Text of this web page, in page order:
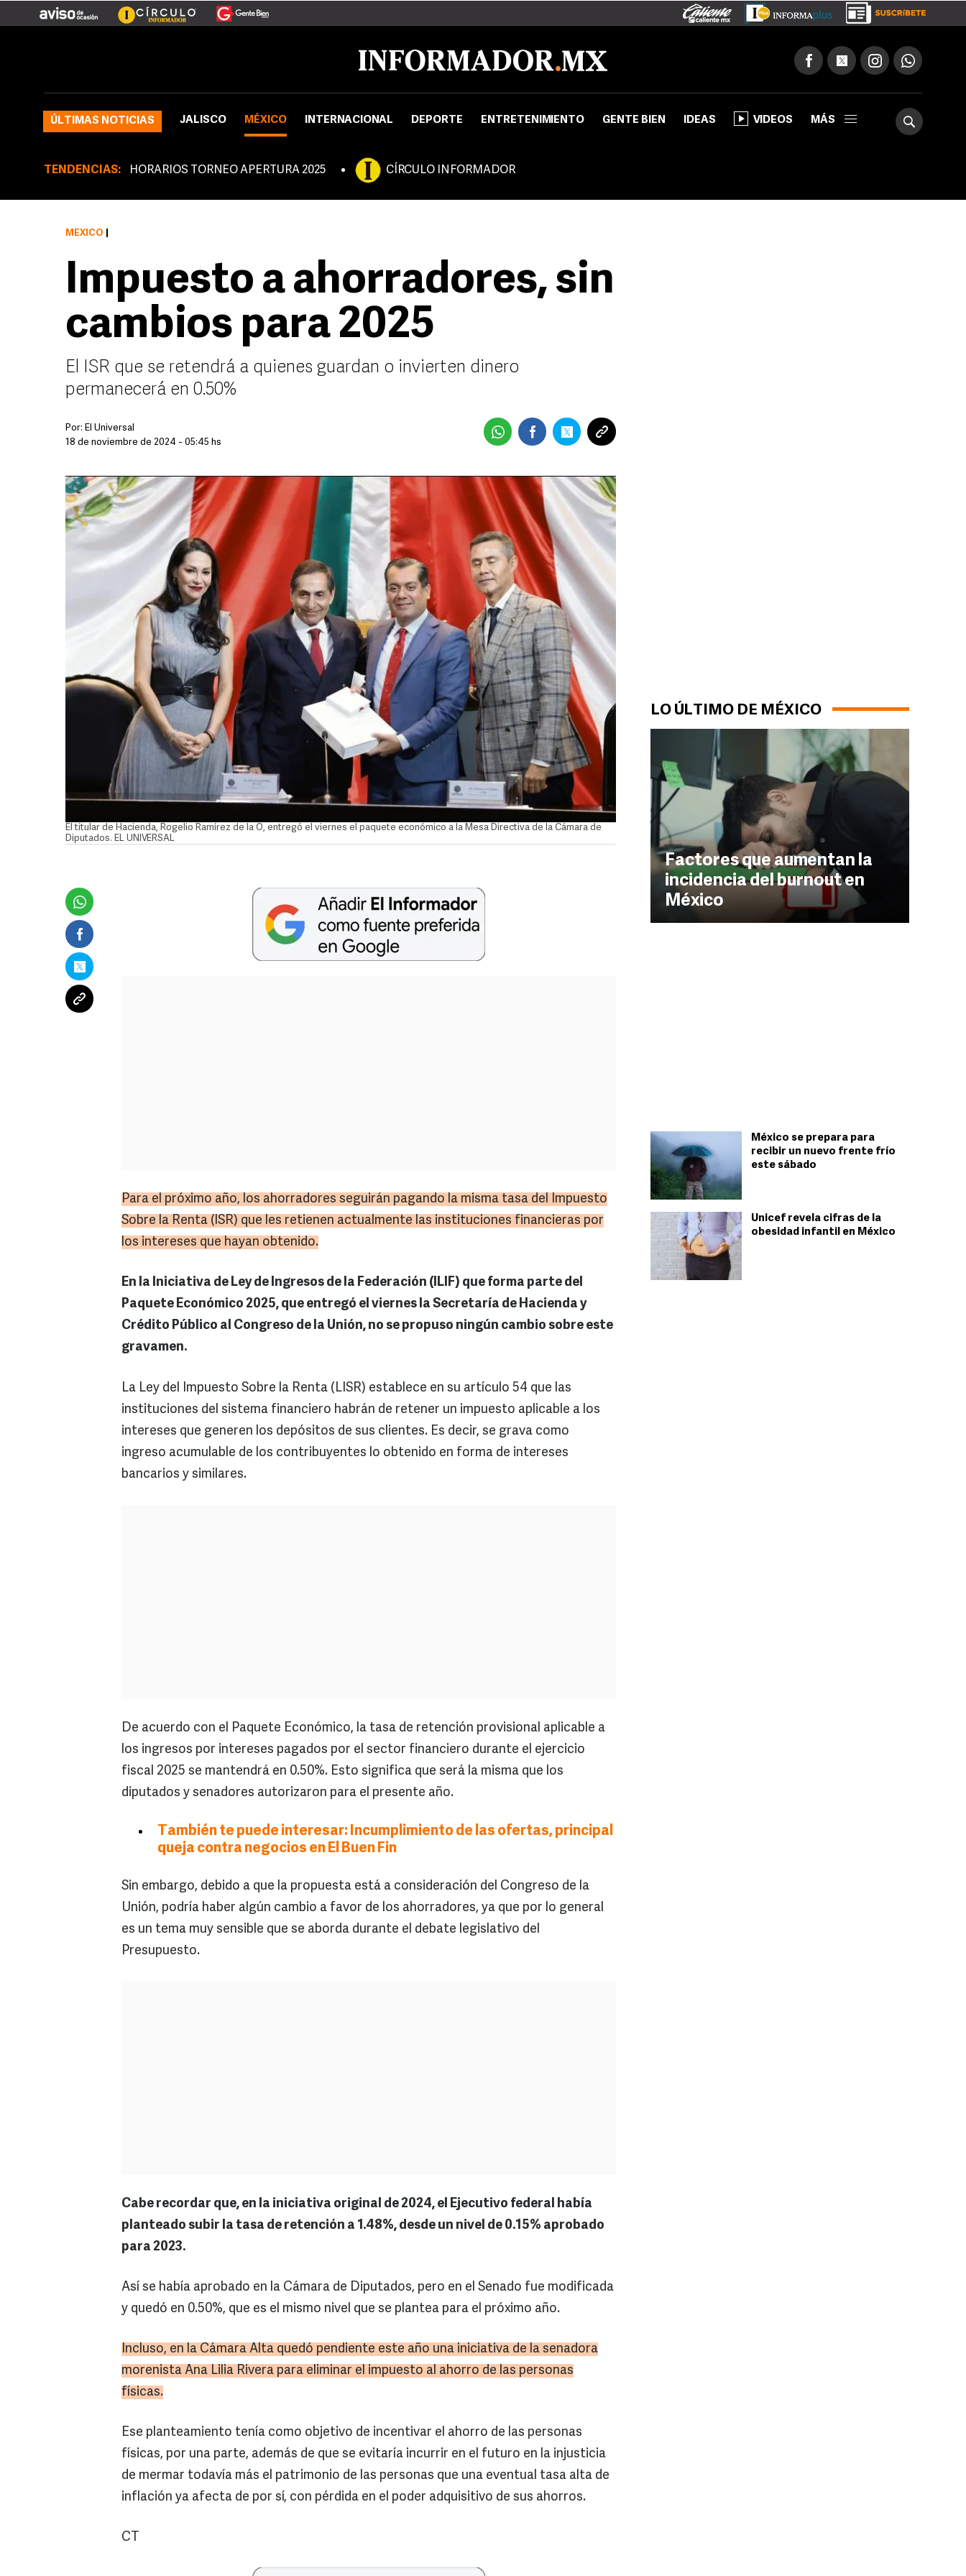
ÚLTIMAS NOTICIAS JALISCO MÉXICO INTERNACIONAL DEPORTE ENTRETENIMIENTO GENTE BIEN IDEAS VIDEOS MÁS
TENDENCIAS: HORARIOS TORNEO APERTURA 2025 CÍRCULO INFORMADOR
LO ÚLTIMO DE MÉXICO
Factores que aumentan la
incidencia del burnout en
México
México se prepara para
recibir un nuevo frente frío
este sábado
Unicef revela cifras de la
obesidad infantil en México
MÉXICO
Impuesto a ahorradores, sin
cambios para 2025
El ISR que se retendrá a quienes guardan o invierten dinero
permanecerá en 0.50%
Por: El Universal
18 de noviembre de 2024 - 05:45 hs
El titular de Hacienda, Rogelio Ramírez de la O, entregó el viernes el paquete económico a la Mesa Directiva de la Cámara de
Diputados. EL UNIVERSAL
Para el próximo año, los ahorradores seguirán pagando la misma tasa del Impuesto
Sobre la Renta (ISR) que les retienen actualmente las instituciones financieras por
los intereses que hayan obtenido.
En la Iniciativa de Ley de Ingresos de la Federación (ILIF) que forma parte del
Paquete Económico 2025, que entregó el viernes la Secretaría de Hacienda y
Crédito Público al Congreso de la Unión, no se propuso ningún cambio sobre este
gravamen.
La Ley del Impuesto Sobre la Renta (LISR) establece en su artículo 54 que las
instituciones del sistema financiero habrán de retener un impuesto aplicable a los
intereses que generen los depósitos de sus clientes. Es decir, se grava como
ingreso acumulable de los contribuyentes lo obtenido en forma de intereses
bancarios y similares.
De acuerdo con el Paquete Económico, la tasa de retención provisional aplicable a
los ingresos por intereses pagados por el sector financiero durante el ejercicio
fiscal 2025 se mantendrá en 0.50%. Esto significa que será la misma que los
diputados y senadores autorizaron para el presente año.
También te puede interesar: Incumplimiento de las ofertas, principal
queja contra negocios en El Buen Fin
Sin embargo, debido a que la propuesta está a consideración del Congreso de la
Unión, podría haber algún cambio a favor de los ahorradores, ya que por lo general
es un tema muy sensible que se aborda durante el debate legislativo del
Presupuesto.
Cabe recordar que, en la iniciativa original de 2024, el Ejecutivo federal había
planteado subir la tasa de retención a 1.48%, desde un nivel de 0.15% aprobado
para 2023.
Así se había aprobado en la Cámara de Diputados, pero en el Senado fue modificada
y quedó en 0.50%, que es el mismo nivel que se plantea para el próximo año.
Incluso, en la Cámara Alta quedó pendiente este año una iniciativa de la senadora
morenista Ana Lilia Rivera para eliminar el impuesto al ahorro de las personas
físicas.
Ese planteamiento tenía como objetivo de incentivar el ahorro de las personas
físicas, por una parte, además de que se evitaría incurrir en el futuro en la injusticia
de mermar todavía más el patrimonio de las personas que una eventual tasa alta de
inflación ya afecta de por sí, con pérdida en el poder adquisitivo de sus ahorros.
CT